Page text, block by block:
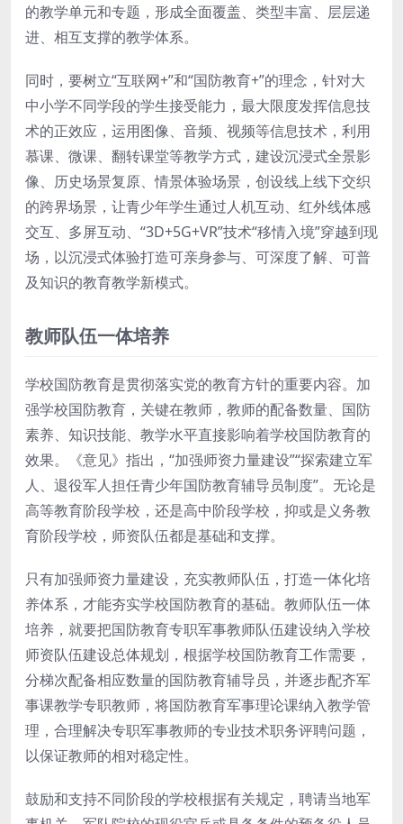
的教学单元和专题，形成全面覆盖、类型丰富、层层递
进、相互支撑的教学体系。
同时，要树立“互联网+”和“国防教育+”的理念，针对大
中小学不同学段的学生接受能力，最大限度发挥信息技
术的正效应，运用图像、音频、视频等信息技术，利用
慕课、微课、翻转课堂等教学方式，建设沉浸式全景影
像、历史场景复原、情景体验场景，创设线上线下交织
的跨界场景，让青少年学生通过人机互动、红外线体感
交互、多屏互动、“3D+5G+VR”技术“移情入境”穿越到现
场，以沉浸式体验打造可亲身参与、可深度了解、可普
及知识的教育教学新模式。
教师队伍一体培养
学校国防教育是贯彻落实党的教育方针的重要内容。加
强学校国防教育，关键在教师，教师的配备数量、国防
素养、知识技能、教学水平直接影响着学校国防教育的
效果。《意见》指出，“加强师资力量建设”“探索建立军
人、退役军人担任青少年国防教育辅导员制度”。无论是
高等教育阶段学校，还是高中阶段学校，抑或是义务教
育阶段学校，师资队伍都是基础和支撑。
只有加强师资力量建设，充实教师队伍，打造一体化培
养体系，才能夯实学校国防教育的基础。教师队伍一体
培养，就要把国防教育专职军事教师队伍建设纳入学校
师资队伍建设总体规划，根据学校国防教育工作需要，
分梯次配备相应数量的国防教育辅导员，并逐步配齐军
事课教学专职教师，将国防教育军事理论课纳入教学管
理，合理解决专职军事教师的专业技术职务评聘问题，
以保证教师的相对稳定性。
鼓励和支持不同阶段的学校根据有关规定，聘请当地军